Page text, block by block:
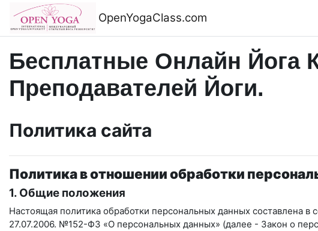
Перейти к основному содержанию
OpenYogaClass.com
Бесплатные Онлайн Йога
Преподавателей Йоги.
Политика сайта
Политика в отношении обработки
1. Общие положения
Настоящая политика обработки персональных данных составлена в
27.07.2006. №152-ФЗ «О персональных данных» (далее - Закон о